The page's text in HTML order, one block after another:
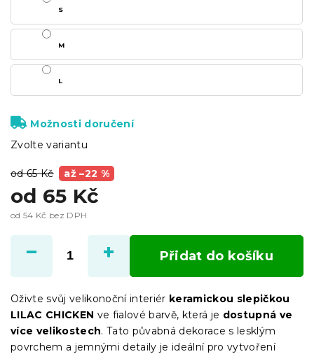
od 65 Kč až –22 %
od 65 Kč
od 54 Kč bez DPH
cena:
Zvolte variantu
S
M
L
Možnosti doručení
Přidat do košíku
Oživte svůj velikonoční interiér keramickou slepičkou
LILAC CHICKEN ve fialové barvě, která je dostupná ve
více velikostech. Tato půvabná dekorace s lesklým
povrchem a jemnými detaily je ideální pro vytvoření